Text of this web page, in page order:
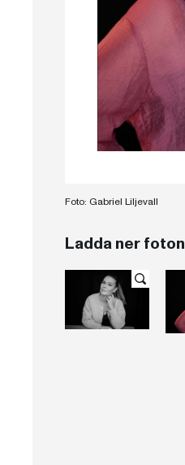
Foto: Gabriel Liljevall
Ladda ner foton